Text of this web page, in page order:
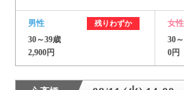
男性 残りわずか
30～39歳
2,900円
女性
30
0円